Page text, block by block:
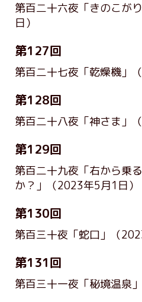
第百二十六夜「きのこがり
日）
第127回
第百二十七夜「乾燥機」
第128回
第百二十八夜「神さま」
第129回
第百二十九夜「右から乗
か？」
（2023年5月1日）
第130回
第百三十夜「蛇口」 （
第131回
第百三十一夜「秘境温泉」